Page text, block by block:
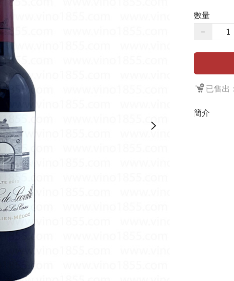
數量
−
已售出
簡介